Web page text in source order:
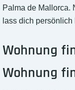
Palma de Mallorca.
lass dich persönlich
Wohnung
Wohnung